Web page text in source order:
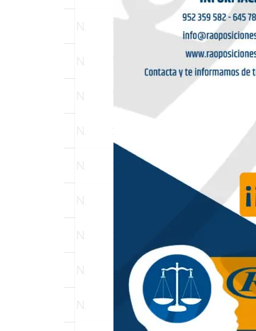
***8323**
***1728**
***1326**
***2848**
***2886**
277 ***2535**
284 ***0097**